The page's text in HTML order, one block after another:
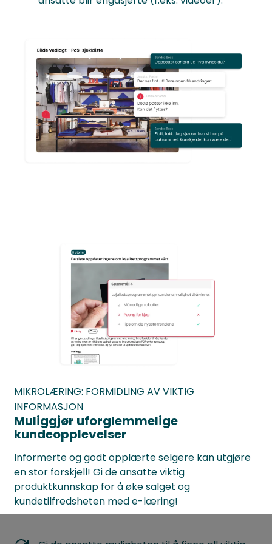
MIKROLÆRING: FORMIDLING AV VIKTIG
INFORMASJON
Muliggjør uforglemmelige
kundeopplevelser
Informerte og godt opplærte selgere kan utgjøre
en stor forskjell! Gi de ansatte viktig
produktkunnskap for å øke salget og
kundetilfredsheten med e-læring!